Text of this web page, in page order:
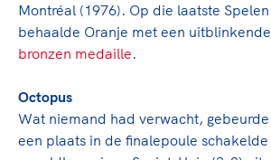
Sport verenigt. Op sportclubs,
een rondje fietsen, door samen te
de sportschool te gaan. Door samen
Groot en het Nederlands Elftal. Of
genieten van de karatewedstrijd
de halve marathon van je moeder
Clubondersteuning
Beroepskrachten
Samen voor een veilige
sportomgeving
De TeamNL Academie
ontwikkelprogramma voor de
binnen TeamNL programma's:
bestuurders, (technisch)
toekomstig kader.
Montréal (1976). Op die laatste
behaalde Oranje met een uitblinkende
bronzen medaille.
Octopus
Wat niemand had verwacht,
een plaats in de finalepoule